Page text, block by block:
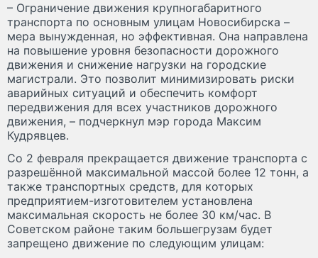
– Ограничение движения крупногабаритного
транспорта по основным улицам Новосибирска –
мера вынужденная, но эффективная. Она направлена
на повышение уровня безопасности дорожного
движения и снижение нагрузки на городские
магистрали. Это позволит минимизировать риски
аварийных ситуаций и обеспечить комфорт
передвижения для всех участников дорожного
движения, – подчеркнул мэр города Максим
Кудрявцев.
Со 2 февраля прекращается движение транспорта с
разрешённой максимальной массой более 12 тонн, а
также транспортных средств, для которых
предприятием-изготовителем установлена
максимальная скорость не более 30 км/час. В
Советском районе таким большегрузам будет
запрещено движение по следующим улицам: